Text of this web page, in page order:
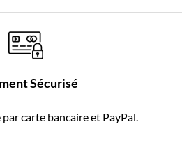
Sécurisé
carte bancaire et PayPal.